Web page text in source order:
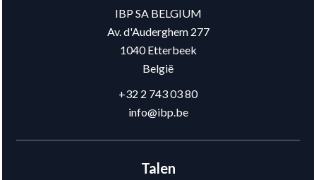
IBP SA BELGIUM
Av. d'Auderghem 277
1040Etterbeek
België
+32 2 743 03 80
info@ibp.be
Talen